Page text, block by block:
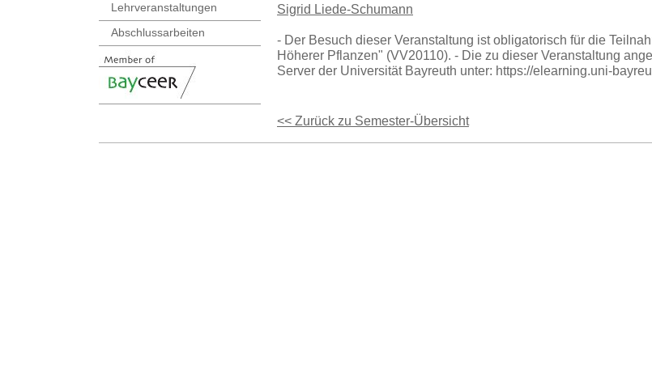
Lehrveranstaltungen
Abschlussarbeiten
Sigrid Liede-Schumann
- Der Besuch dieser Veranstaltung ist obligatorisch für die
Höherer Pflanzen" (VV20110). - Die zu dieser Veranstaltung
Server der Universität Bayreuth unter: https://elearning.uni-
<< Zurück zu Semester-Übersicht